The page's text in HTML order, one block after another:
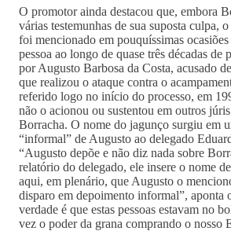
O promotor ainda destacou que, embora
várias testemunhas de sua suposta culpa,
foi mencionado em pouquíssimas ocasiões
pessoa ao longo de quase três décadas de
por Augusto Barbosa da Costa, acusado
que realizou o ataque contra o
referido logo no início do processo, em
não o acionou ou sustentou em outros
Borracha. O nome do jagunço surgiu em
“informal” de Augusto ao delegado
“Augusto depõe e não diz nada sobre
relatório do delegado, ele insere o nome
aqui, em plenário, que Augusto o
disparo em depoimento informal”, aponta
verdade é que estas pessoas estavam no
vez o poder da grana comprando o nosso